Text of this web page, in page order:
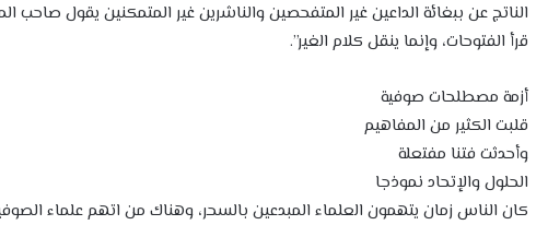
الناتج عن ببغائة الداعين غير المتفحصين والناشرين غير المتمكنين يقول صاحب
قرأ الفتوحات، وإنما ينقل كلام الغير”.
أزمة مصطلحات صوفية
قلبت الكثير من المفاهيم
وأحدثت فتنا مفتعلة
الحلول والإتحاد نموذجا
كان الناس زمان يتهمون العلماء المبدعين بالسحر، وهناك من اتهم علماء